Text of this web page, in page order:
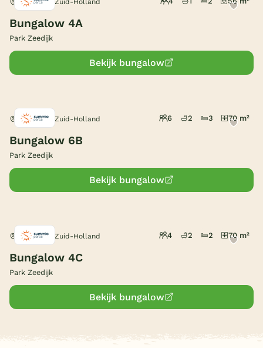
Blog
(5)
Parkeren bij bungalow
Huisdieren toegestaan
Toonmeer filters (2)
Bungalow 4A
Park Zeedijk
Bekijk bungalow
Herkingen, Zuid-Holland 6 2 3 70 m²
Bungalow 6B
Park Zeedijk
Bekijk bungalow
Herkingen, Zuid-Holland 4 2 2 70 m²
Bungalow 4C
Park Zeedijk
Bekijk bungalow